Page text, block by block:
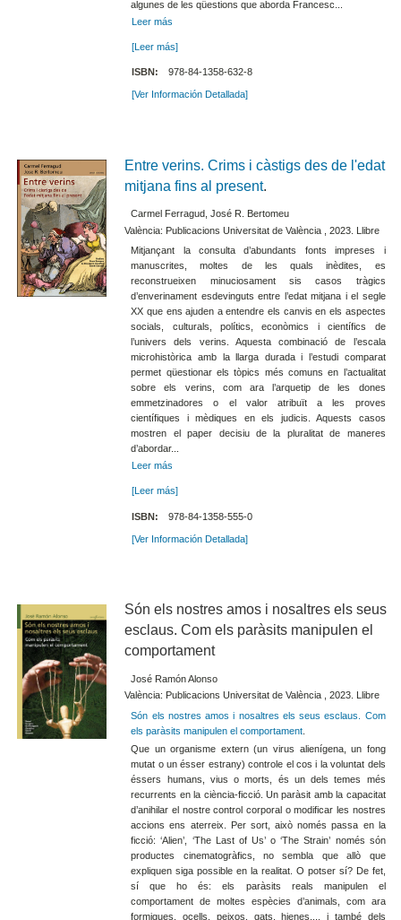
algunes de les qüestions que aborda Francesc...
Leer más
[Leer más]
ISBN: 978-84-1358-632-8
[Ver Información Detallada]
Entre verins. Crims i càstigs des de l'edat
mitjana fins al present.
Carmel Ferragud, José R. Bertomeu
València: Publicacions Universitat de València , 2023. Llibre
Mitjançant la consulta d’abundants fonts impreses i
manuscrites, moltes de les quals inèdites, es
reconstrueixen minuciosament sis casos tràgics
d’enverinament esdevinguts entre l’edat mitjana i el segle
XX que ens ajuden a entendre els canvis en els aspectes
socials, culturals, polítics, econòmics i científics de
l’univers dels verins. Aquesta combinació de l’escala
microhistòrica amb la llarga durada i l’estudi comparat
permet qüestionar els tòpics més comuns en l’actualitat
sobre els verins, com ara l’arquetip de les dones
emmetzinadores o el valor atribuït a les proves
científiques i mèdiques en els judicis. Aquests casos
mostren el paper decisiu de la pluralitat de maneres
d’abordar...
Leer más
[Leer más]
ISBN: 978-84-1358-555-0
[Ver Información Detallada]
Són els nostres amos i nosaltres els seus
esclaus. Com els paràsits manipulen el
comportament
José Ramón Alonso
València: Publicacions Universitat de València , 2023. Llibre
Són els nostres amos i nosaltres els seus esclaus. Com
els paràsits manipulen el comportament
Que un organisme extern (un virus alienígena, un fong
mutat o un ésser estrany) controle el cos i la voluntat dels
éssers humans, vius o morts, és un dels temes més
recurrents en la ciència-ficció. Un paràsit amb la capacitat
d’anihilar el nostre control corporal o modificar les nostres
accions ens aterreix. Per sort, això només passa en la
ficció: ‘Alien’, ‘The Last of Us’ o ‘The Strain’ només són
productes cinematogràfics, no sembla que allò que
expliquen siga possible en la realitat. O potser sí? De fet,
sí que ho és: els paràsits reals manipulen el
comportament de moltes espècies d’animals, com ara
formigues, ocells, peixos, gats, hienes..., i també dels